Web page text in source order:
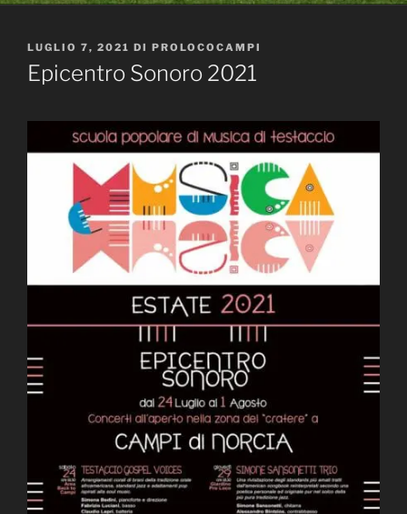
PUBBLICATO
IL
LUGLIO 7, 2021 DI PROLOCOCAMPI
Epicentro Sonoro 2021